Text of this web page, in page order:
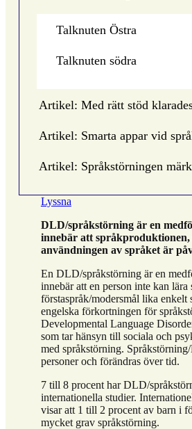
Talknuten Östra
Talknuten södra
Artikel: Med rätt stöd
Artikel: Smarta appar vid
Artikel: Språkstörningen
Lyssna
DLD/språkstörning är en
innebär att språkproduktionen,
användningen av språket är
En DLD/språkstörning är en
innebär att en person inte kan
förstaspråk/modersmål lika
engelska förkortningen för
Developmental Language
som tar hänsyn till sociala och
med språkstörning.
personer och förändras över tid.
7 till 8 procent har DLD/
internationella studier.
visar att 1 till 2 procent av barn i
mycket grav språkstörning.